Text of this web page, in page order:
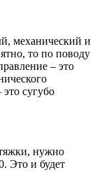
механический и
то по поводу
– это
сугубо
нужно
Это и будет